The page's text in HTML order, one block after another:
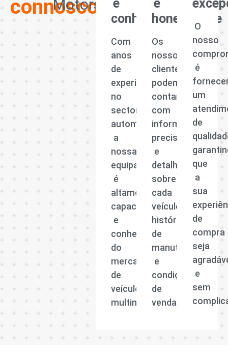
connosco?
Motors
e
conhecimento
Com
anos
de
experiência
no
sector
automóvel,
a
nossa
equipa
é
altamente
capacitada
e
conhecedora
do
mercado
de
veículos
multimarcas.
e
honestidade
Os
nossos
clientes
podem
contar
com
informações
precisas
e
detalhadas
sobre
cada
veículo,
histórico
de
manutenção
e
condições
de
venda.
O
nosso
é
um
de
que
a
sua
de
compra
seja
e
sem